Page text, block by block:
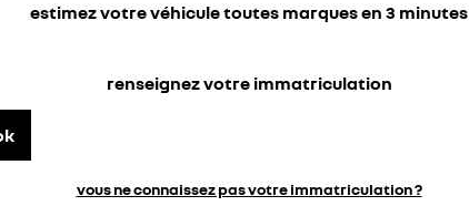
estimez votre véhicule toutes marques en 3 minutes
renseignez votre immatriculation
vous ne connaissez pas votre immatriculation ?